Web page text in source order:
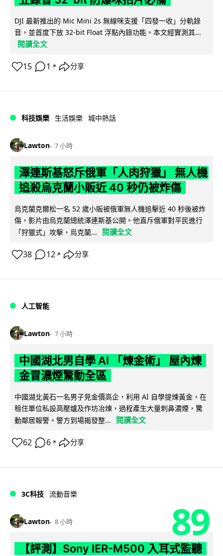
DJI 最新推出的 Mic Mini 2s 無線咪支援「四發一收」分軌錄
音，並首度下放 32-bit Float 浮點內錄功能。本文經實測其...
閱讀全文
15 1 ↗ 分享
科技娛樂 生活娛樂 城中熱話
Lawton 7 小時
澤連斯基怒斥俄軍「人肉狩獵」 無人機
追殺烏克蘭小販近 40 秒仍被炸傷
烏克蘭克爾松一名 52 歲小販被俄軍無人機追擊近 40 秒後被炸
傷，影片由烏克蘭總統澤連斯基公開。他直斥俄軍對平民進行
「狩獵式」攻擊，烏克蘭...
閱讀全文
38 12 ↗ 分享
人工智能
Lawton 7 小時
中國湖北男自學 AI 「煉金術」 屋內煉
金冒濃煙驚動全區
中國湖北黃石一名男子見金價高企，利用 AI 自學提煉黃金，在
租住單位私設高壓爐及作坊冶煉，過程產生大量刺鼻濃煙，驚
動鄰居報警。警方到場揭發整...
閱讀全文
62 6 ↗ 分享
3C科技 流動音樂
Lawton 8 小時 89
【評測】Sony IER-M500 入耳式監聽